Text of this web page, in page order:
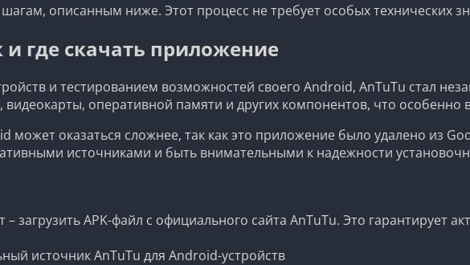
описанным ниже. Этот процесс не требует особых технических
и где скачать приложение
и тестированием возможностей своего Android, AnTuTu стал
оперативной памяти и других компонентов, что особенно
оказаться сложнее, так как это приложение было удалено из
источниками и быть внимательными к надежности
загрузить APK-файл с официального сайта AnTuTu. Это гарантирует
источник AnTuTu для Android-устройств